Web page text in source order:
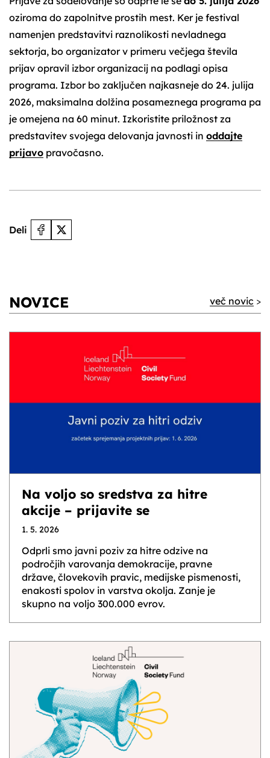
oziroma do zapolnitve prostih mest. Ker je festival
namenjen predstavitvi raznolikosti nevladnega
sektorja, bo organizator v primeru večjega števila
prijav opravil izbor organizacij na podlagi opisa
programa. Izbor bo zaključen najkasneje do 24. julija
2026, maksimalna dolžina posameznega programa pa
je omejena na 60 minut. Izkoristite priložnost za
predstavitev svojega delovanja javnosti in oddajte
prijavo pravočasno.
Deli
NOVICE več novic >
Na voljo so sredstva za hitre
akcije – prijavite se
1. 5. 2026
Odprli smo javni poziv za hitre odzive na
področjih varovanja demokracije, pravne
države, človekovih pravic, medijske pismenosti,
enakosti spolov in varstva okolja. Zanje je
skupno na voljo 300.000 evrov.